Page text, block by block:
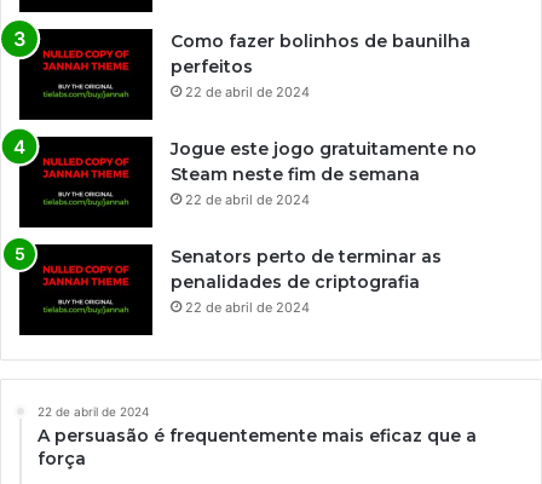
Como fazer bolinhos de baunilha
perfeitos
22 de abril de 2024
Jogue este jogo gratuitamente no
Steam neste fim de semana
22 de abril de 2024
Senators perto de terminar as
penalidades de criptografia
22 de abril de 2024
22 de abril de 2024
A persuasão é frequentemente mais eficaz que a
força